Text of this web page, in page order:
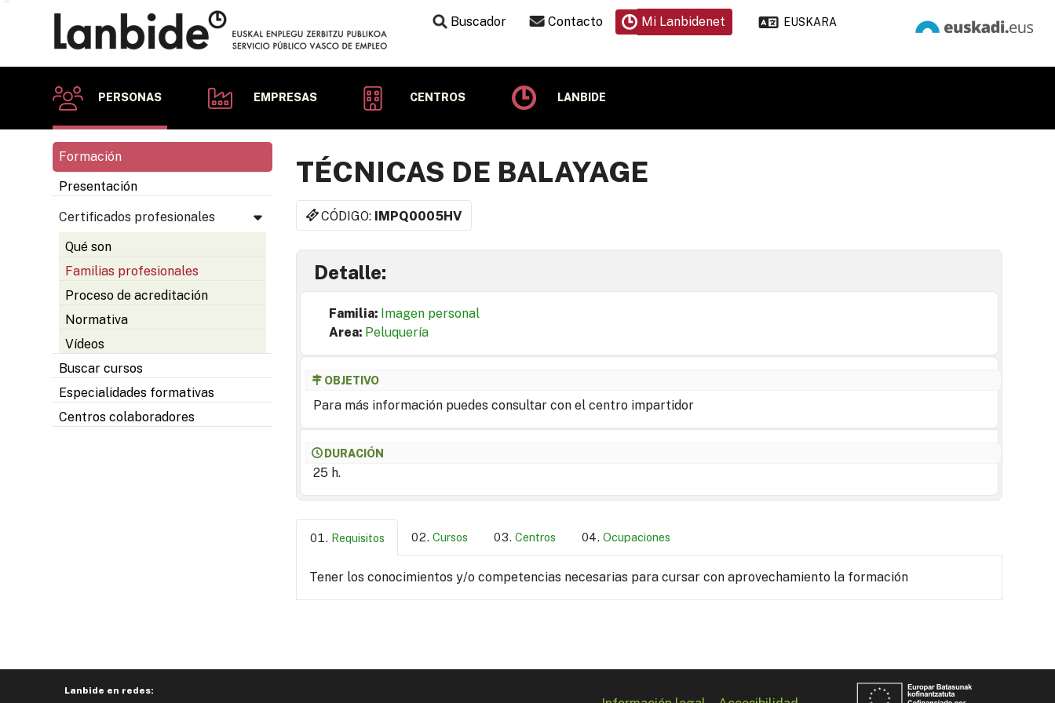
Buscador Contacto Mi Lanbidenet EUSKARA
PERSONAS EMPRESAS CENTROS LANBIDE
Formación
Presentación
Certificados profesionales
Qué son
Familias profesionales
Proceso de acreditación
Normativa
Vídeos
Buscar cursos
Especialidades formativas
Centros colaboradores
TÉCNICAS DE BALAYAGE
CÓDIGO: IMPQ0005HV
Detalle:
Familia: Imagen personal
Area: Peluquería
OBJETIVO
Para más información puedes consultar con el centro impartidor
DURACIÓN
25 h.
Requisitos Cursos Centros Ocupaciones
Tener los conocimientos y/o competencias necesarias para cursar con aprovechamiento la formación
Lanbide en redes: